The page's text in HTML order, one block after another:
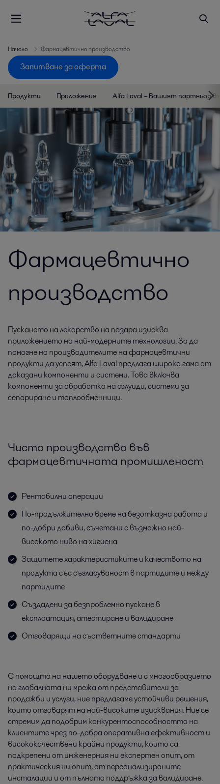
Начало Фармацевтично производство
Запитване за оферта
Продукти Приложения Alfa Laval – Вашият партньор
Фармацевтично
производство
Пускането на лекарство на пазара изисква
приложението на най-модерните технологии. За да
помогне на производителите на фармацевтични
продукти да успеят, Alfa Laval предлага широка гама от
доказани компоненти и системи. Това включва
компоненти за обработка на флуиди, системи за
сепариране и топлообменници.
Чисто производство във
фармацевтичната промишленост
Рентабилни операции
По-продължително време на безотказна работа и
по-добри добиви, съчетани с възможно най-
високото ниво на хигиена
Защитете характеристиките и качеството на
продукта със съгласуваност в партидите и между
партидите
Създадени за безпроблемно пускане в
експлоатация, атестиране и валидиране
Отговарящи на съответните стандарти
С помощта на нашето оборудване и с многообразието
на глобалната ни мрежа от представители за
продажби и услуги, ние предлагаме устойчиви решения,
които отговарят на най-високите изисквания. Ние се
стремим да подобрим конкурентоспособността на
клиентите чрез по-добра оперативна ефективност и
висококачествени крайни продукти, които са
подкрепени от инженерния ни експертен опит, от
практическия ни опит, от персонализираните
инсталации и от пълната поддръжка за валидиране.